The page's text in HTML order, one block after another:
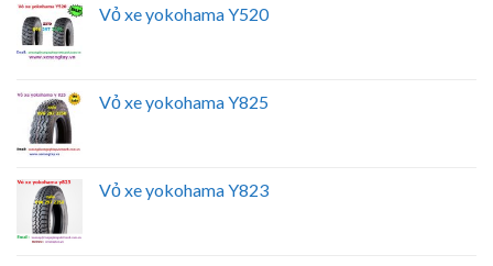
Vỏ xe yokohama Y520
Vỏ xe yokohama Y825
Vỏ xe yokohama Y823